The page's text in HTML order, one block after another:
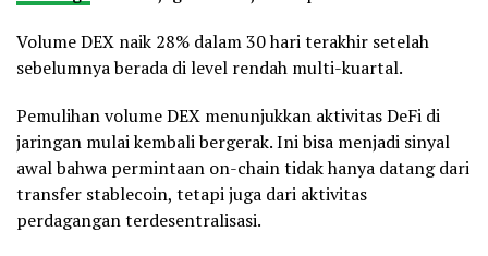
Volume DEX naik 28% dalam 30 hari terakhir setelah
sebelumnya berada di level rendah multi-kuartal.
Pemulihan volume DEX menunjukkan aktivitas DeFi di
jaringan mulai kembali bergerak. Ini bisa menjadi sinyal
awal bahwa permintaan on-chain tidak hanya datang dari
transfer stablecoin, tetapi juga dari aktivitas
perdagangan terdesentralisasi.